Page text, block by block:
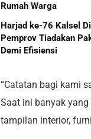
Rumah Warga
Harjad ke-76 Kalsel
Pemprov Tiadakan
Demi Efisiensi
“Catatan bagi kami
Saat ini banyak
tampilan interior,